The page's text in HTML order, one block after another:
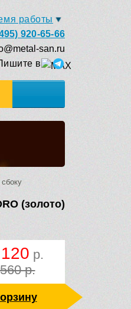
работы
920-65-66
san.ru
в
(золото)
р.
р.